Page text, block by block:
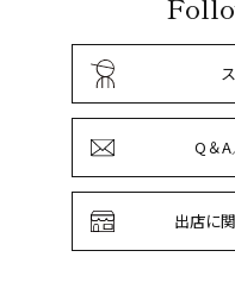
Q＆
出店に